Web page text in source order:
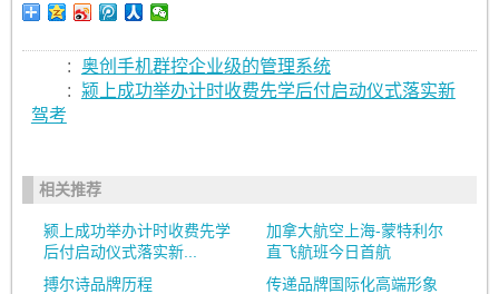
: 奥创手机群控企业级的管理系统
: 颍上成功举办计时收费先学后付启动仪式落实新
驾考
相关推荐
颍上成功举办计时收费先学
后付启动仪式落实新...
加拿大航空上海-蒙特利尔
直飞航班今日首航
搏尔诗品牌历程
传递品牌国际化高端形象